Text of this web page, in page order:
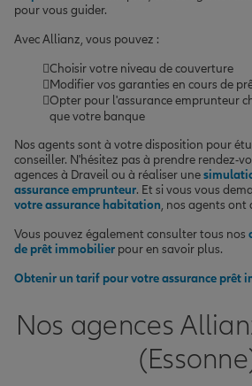
pour vous guider.
Avec Allianz, vous pouvez :
Choisir votre niveau de couverture
Modifier vos garanties en cours de
Opter pour l'assurance emprunteur
que votre banque
Nos agents sont à votre disposition pour
conseiller. N'hésitez pas à prendre rendez-
agences à Draveil ou à réaliser une
assurance emprunteur. Et si vous vous
votre assurance habitation, nos agents ont
Vous pouvez également consulter tous nos
de prêt immobilier pour en savoir plus.
Obtenir un tarif pour votre assurance prêt
Nos agences